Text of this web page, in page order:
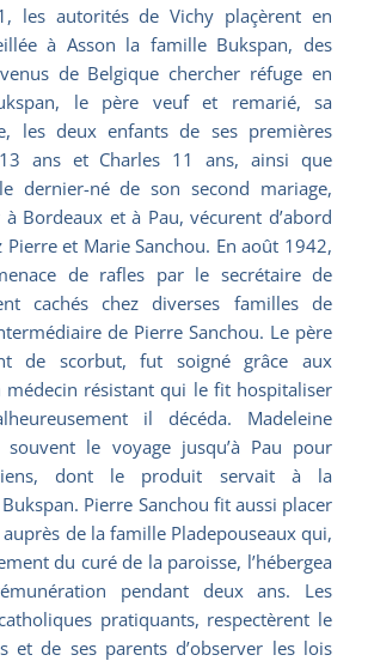
les autorités de Vichy plaçèrent en
à Asson la famille Bukspan, des
de Belgique chercher réfuge en
le père veuf et remarié, sa
les deux enfants de ses premières
ans et Charles 11 ans, ainsi que
dernier-né de son second mariage,
Bordeaux et à Pau, vécurent d’abord
et Marie Sanchou. En août 1942,
de rafles par le secrétaire de
cachés chez diverses familles de
de Pierre Sanchou. Le père
de scorbut, fut soigné grâce aux
médecin résistant qui le fit hospitaliser
il décéda. Madeleine
souvent le voyage jusqu’à Pau pour
dont le produit servait à la
Pierre Sanchou fit aussi placer
de la famille Pladepouseaux qui,
du curé de la paroisse, l’hébergea
pendant deux ans. Les
pratiquants, respectèrent le
et de ses parents d’observer les lois